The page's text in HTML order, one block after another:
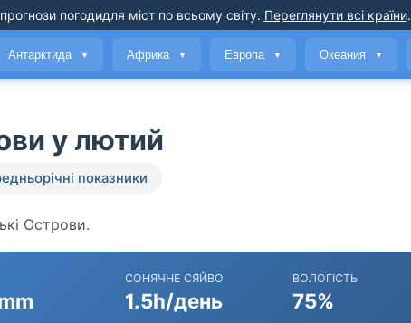
погодидля міст по всьому світу. Переглянути всі країни.
Антарктида ▼ Африка ▼ Европа ▼ Океания ▼
у лютий
показники
Острови.
СОНЯЧНЕ СЯЙВО
1.5h/день
ВОЛОГІСТЬ
75%